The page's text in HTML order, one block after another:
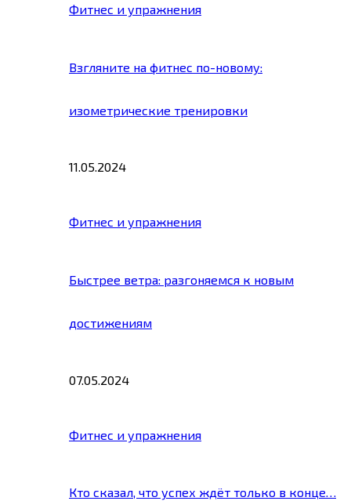
Фитнес и упражнения
Взгляните на фитнес по-новому:
изометрические тренировки
11.05.2024
Фитнес и упражнения
Быстрее ветра: разгоняемся к новым
достижениям
07.05.2024
Фитнес и упражнения
Кто сказал, что успех ждёт только в конце…